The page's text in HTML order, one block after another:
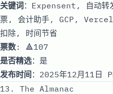
关键词 ：Expensent, 自动转
票, 会计助手, GCP,
扣除, 时间节省
票数: 🔺107
是否精选：是
发布时间 ：2025年12月11日
13. The Almanac